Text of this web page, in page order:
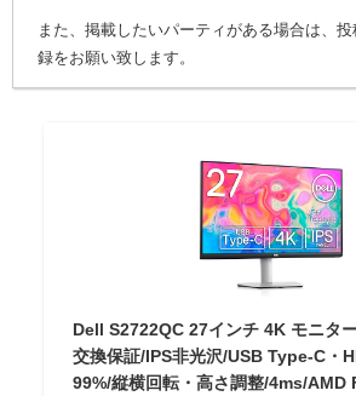
また、掲載したいパーティがある場合は、
録をお願い致します。
Dell S2722QC 27インチ 4K モニタ
交換保証/IPS非光沢/USB Type-C・
99%/縦横回転・高さ調整/4ms/AMD